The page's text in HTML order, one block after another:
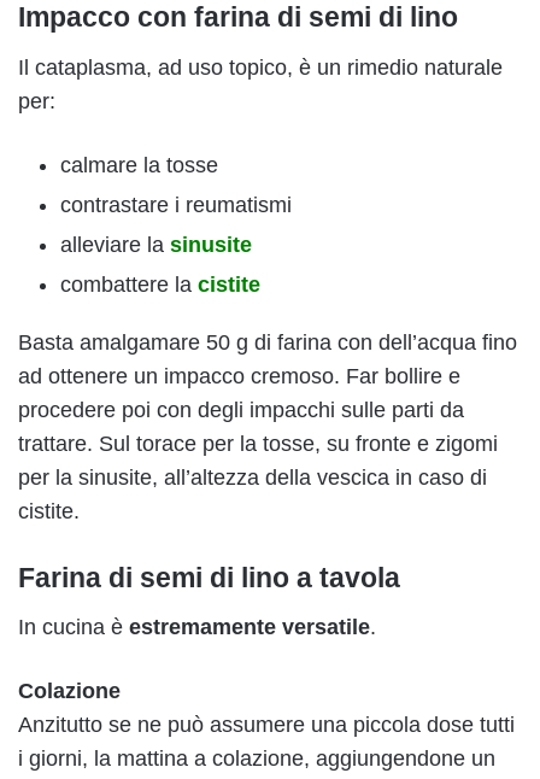
Impacco con farina di semi di lino
Il cataplasma, ad uso topico, è un rimedio naturale
per:
calmare la tosse
contrastare i reumatismi
alleviare la sinusite
combattere la cistite
Basta amalgamare 50 g di farina con dell’acqua fino
ad ottenere un impacco cremoso. Far bollire e
procedere poi con degli impacchi sulle parti da
trattare. Sul torace per la tosse, su fronte e zigomi
per la sinusite, all’altezza della vescica in caso di
cistite.
Farina di semi di lino a tavola
In cucina è estremamente versatile.
Colazione
Anzitutto se ne può assumere una piccola dose tutti
i giorni, la mattina a colazione, aggiungendone un